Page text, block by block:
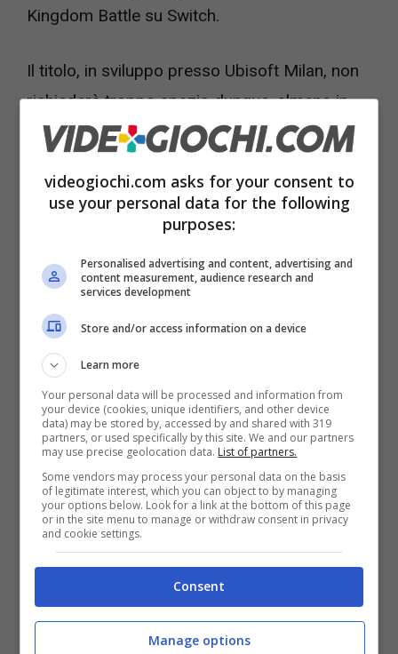
Kingdom Battle su Switch.
Il titolo, in sviluppo presso Ubisoft Milan, non
richiederà troppo spazio dunque, almeno in
confronto con gli standard cui siamo abituati
Altro dettaglio interessante: stando sempre al
qualche modo gli amiibo, anche se non è stato
Mario + Rabbids Kingdom Battle è previsto
per il 29 agosto.
Articoli recenti
News
Grokipedia: l’innovativo
progetto AI di Elon Musk è
già al capolinea?
ASUS ProArt si Amplia:
Presentato il Nuovo Box
videogiochi.com asks for your consent to
use your personal data for the following
purposes:
Personalised advertising and content, advertising and
content measurement, audience research and
services development
Store and/or access information on a device
Learn more
Your personal data will be processed and information from
your device (cookies, unique identifiers, and other device
data) may be stored by, accessed by and shared with 319
partners, or used specifically by this site. We and our partners
may use precise geolocation data. List of partners.
Some vendors may process your personal data on the basis
of legitimate interest, which you can object to by managing
your options below. Look for a link at the bottom of this page
or in the site menu to manage or withdraw consent in privacy
and cookie settings.
Consent
Manage options